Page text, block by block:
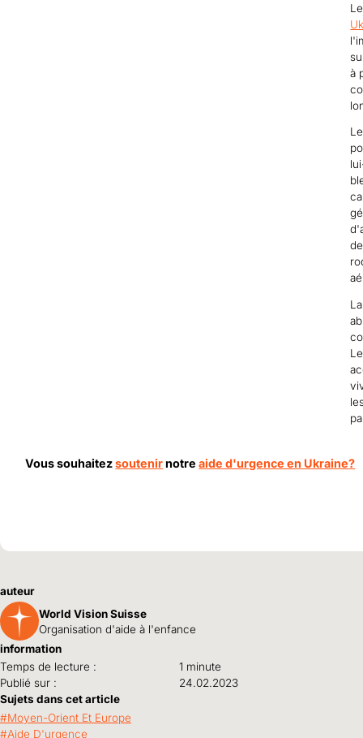
à
Vous souhaitezsoutenirnotreaide d'urgence en Ukraine?
auteur
World Vision Suisse
Organisation d'aide à l'enfance
information
Temps de lecture :
1 minute
Publié sur :
24.02.2023
Sujets dans cet article
Moyen-Orient Et Europe
Aide D'urgence